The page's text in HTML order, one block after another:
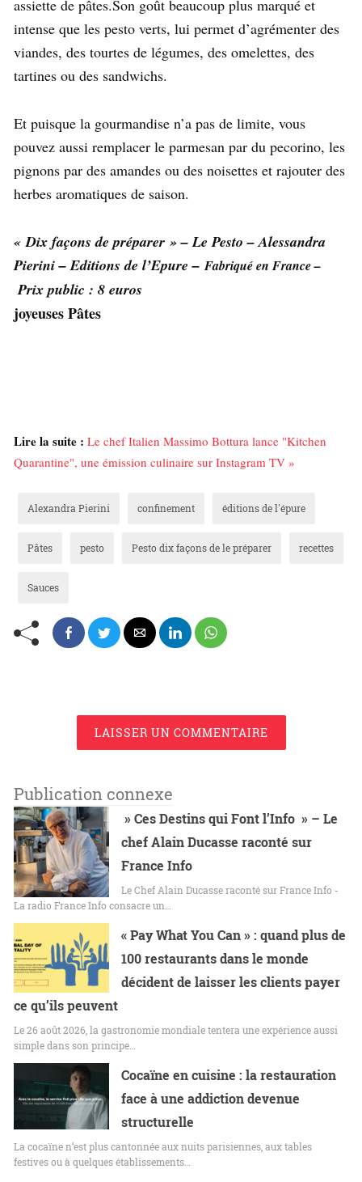
assiette de pâtes.Son goût beaucoup plus marqué et
intense que les pesto verts, lui permet d’agrémenter des
viandes, des tourtes de légumes, des omelettes, des
tartines ou des sandwichs.
Et puisque la gourmandise n’a pas de limite, vous
pouvez aussi remplacer le parmesan par du pecorino, les
pignons par des amandes ou des noisettes et rajouter des
herbes aromatiques de saison.
« Dix façons de préparer » – Le Pesto – Alessandra
Pierini – Editions de l’Epure – Fabriqué en France –
Prix public : 8 euros
joyeuses Pâtes
Lire la suite : Le chef Italien Massimo Bottura lance "Kitchen
Quarantine", une émission culinaire sur Instagram TV »
Alexandra Pierini confinement éditions de l'épure
Pâtes pesto Pesto dix façons de le préparer recettes
Sauces
LAISSER UN COMMENTAIRE
Publication connexe
» Ces Destins qui Font l’Info » – Le
chef Alain Ducasse raconté sur
France Info
Le Chef Alain Ducasse raconté sur France Info -
La radio France Info consacre un…
« Pay What You Can » : quand plus de
100 restaurants dans le monde
décident de laisser les clients payer
ce qu’ils peuvent
Le 26 août 2026, la gastronomie mondiale tentera une expérience aussi
simple dans son principe…
Cocaïne en cuisine : la restauration
face à une addiction devenue
structurelle
La cocaïne n’est plus cantonnée aux nuits parisiennes, aux tables
festives ou à quelques établissements…